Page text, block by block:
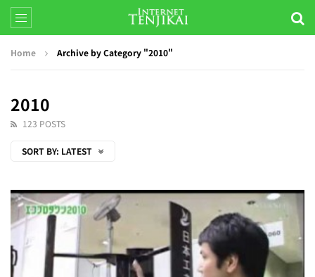
Home Archive by Category "2010"
2010
123 POSTS
SORT BY: LATEST